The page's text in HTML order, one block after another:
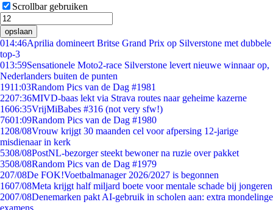
Scrollbar gebruiken
opslaan
014:46Aprilia domineert Britse Grand Prix op Silverstone met dubbele
top-3
013:59Sensationele Moto2-race Silverstone levert nieuwe winnaar op,
Nederlanders buiten de punten
1911:03Random Pics van de Dag #1981
2207:36MIVD-baas lekt via Strava routes naar geheime kazerne
1606:35VrijMiBabes #316 (not very sfw!)
7601:09Random Pics van de Dag #1980
1208/08Vrouw krijgt 30 maanden cel voor afpersing 12-jarige
misdienaar in kerk
5308/08PostNL-bezorger steekt bewoner na ruzie over pakket
3508/08Random Pics van de Dag #1979
207/08De FOK!Voetbalmanager 2026/2027 is begonnen
1607/08Meta krijgt half miljard boete voor mentale schade bij jongeren
2007/08Denemarken pakt AI-gebruik in scholen aan: extra mondelinge
examens